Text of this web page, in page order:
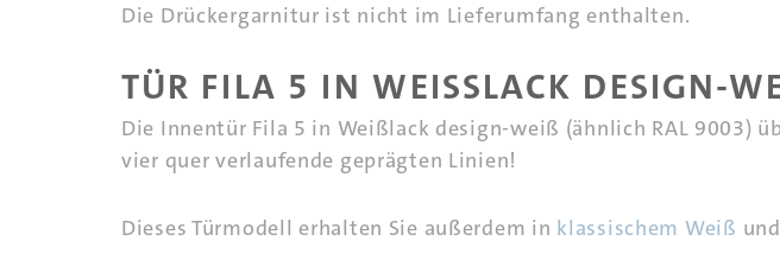
Die Drückergarnitur ist nicht im Lieferumfang enthalten.
TÜR FILA 5 IN WEISSLACK DESIGN-
Die Innentür Fila 5 in Weißlack design-weiß (ähnlich RAL
vier quer verlaufende geprägten Linien!
Dieses Türmodell erhalten Sie außerdem in klassischem Weiß und